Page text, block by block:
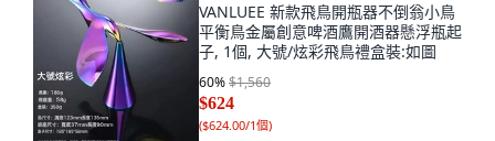
VANLUEE 新款飛鳥開瓶器不倒翁小鳥
平衡鳥金屬創意啤酒鷹開酒器懸浮瓶起
子, 1個, 大號/炫彩飛鳥禮盒裝:如圖
60%$1,560
$624
($624.00/1個)